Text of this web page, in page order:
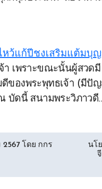
หว้แก้ปีชงเสริมแต้มบุ
ของพระพุทธเจ้า (มีปั
บัดนี้ สนามพระวิภาวดี
โดย กกร
นโ